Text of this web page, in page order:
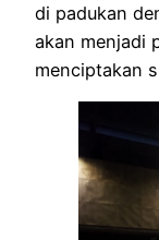
di padukan
akan menjadi
menciptakan